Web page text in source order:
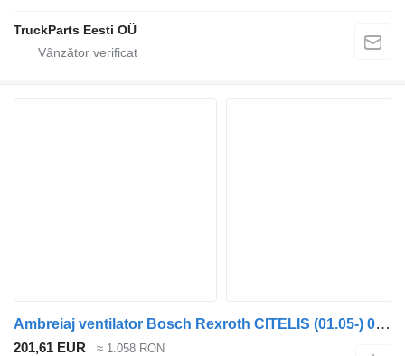
TruckParts Eesti OÜ
Ambreiaj ventilator Bosch Rexroth CITELIS (01.05-) 0511625607 pentru autobuz Irisbus Access, Evadys, Axer, Karosa, Recreo, Domino, Agora, Citelis, Eurorider (1999-)
201,61 EUR ≈ 1.058 RON